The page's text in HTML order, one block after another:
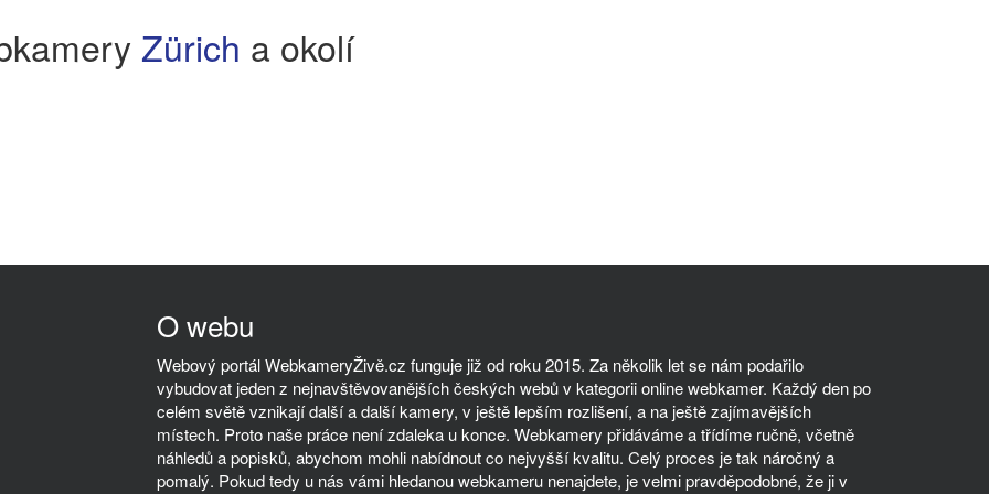
Zürich a okolí
O webu
Webový portál WebkameryŽivě.cz funguje již od roku 2015. Za několik let se nám podařilo
vybudovat jeden z nejnavštěvovanějších českých webů v kategorii online webkamer. Každý den po
celém světě vznikají další a další kamery, v ještě lepším rozlišení, a na ještě zajímavějších
místech. Proto naše práce není zdaleka u konce. Webkamery přidáváme a třídíme ručně, včetně
náhledů a popisků, abychom mohli nabídnout co nejvyšší kvalitu. Celý proces je tak náročný a
pomalý. Pokud tedy u nás vámi hledanou webkameru nenajdete, je velmi pravděpodobné, že ji v